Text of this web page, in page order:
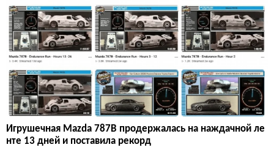
Игрушечная Mazda 787B продержалась на наждачной ле
нте 13 дней и поставила рекорд